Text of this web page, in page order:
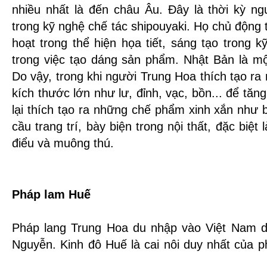
nhiều nhất là đến châu Âu. Đây là thời kỳ
trong kỹ nghệ chế tác shipouyaki. Họ chủ
hoạt trong thể hiện họa tiết, sáng tạo trong
trong việc tạo dáng sản phẩm. Nhật Bản là
Do vậy, trong khi người Trung Hoa thích tạo ra
kích thước lớn như lư, đỉnh, vạc, bồn... để
lại thích tạo ra những chế phẩm xinh xắn như
cầu trang trí, bày biện trong nội thất, đặc biệt
điểu và muông thú.
Pháp lam Huế
Pháp lang Trung Hoa du nhập vào Việt Nam
Nguyễn. Kinh đô Huế là cai nôi duy nhất của